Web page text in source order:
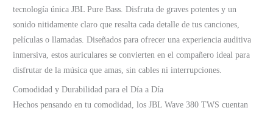
tecnología única JBL Pure Bass. Disfruta de graves potentes y un
sonido nitidamente claro que resalta cada detalle de tus canciones,
películas o llamadas. Diseñados para ofrecer una experiencia auditiva
inmersiva, estos auriculares se convierten en el compañero ideal para
disfrutar de la música que amas, sin cables ni interrupciones.
Comodidad y Durabilidad para el Día a Día
Hechos pensando en tu comodidad, los JBL Wave 380 TWS cuentan